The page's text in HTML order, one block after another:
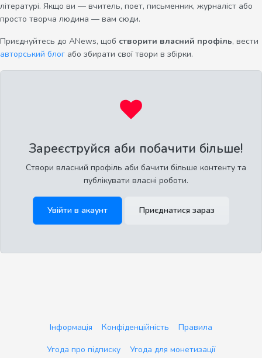
літературі. Якщо ви — вчитель, поет, письменник, журналіст або
просто творча людина — вам сюди.
Приєднуйтесь до ANews, щоб створити власний профіль, вести
авторський блог або збирати свої твори в збірки.
Зареєструйся аби побачити більше!
Створи власний профіль аби бачити більше контенту та
публікувати власні роботи.
Увійти в акаунт Приєднатися зараз
Інформація Конфіденційність
Правила
Угода про підписку
Угода для монетизації